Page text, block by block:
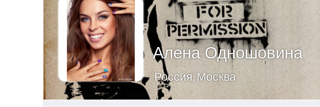
Алена Одношовина
Россия, Москва